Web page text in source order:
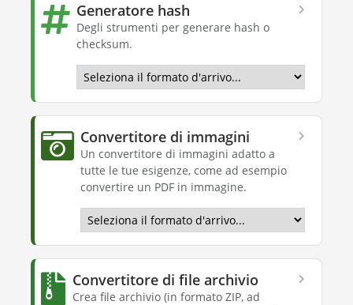
Generatore hash
Degli strumenti per generare hash o
checksum.
Convertitore di immagini
Un convertitore di immagini adatto a
tutte le tue esigenze, come ad esempio
convertire un PDF in immagine.
Convertitore di file archivio
Crea file archivio (in formato ZIP, ad